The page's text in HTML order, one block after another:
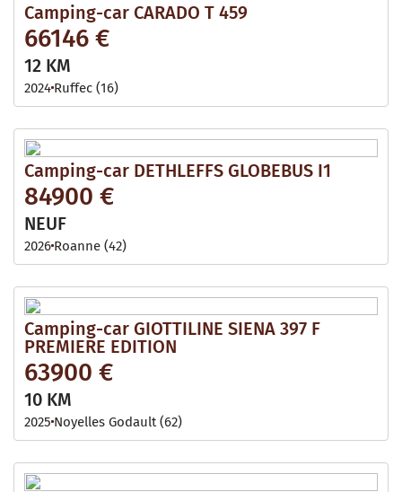
Camping-car CARADO T 459
66146 €
12 KM
2024 Ruffec (16)
Camping-car DETHLEFFS GLOBEBUS I1
84900 €
NEUF
2026 Roanne (42)
Camping-car GIOTTILINE SIENA 397 F
PREMIERE EDITION
63900 €
10 KM
2025 Noyelles Godault (62)